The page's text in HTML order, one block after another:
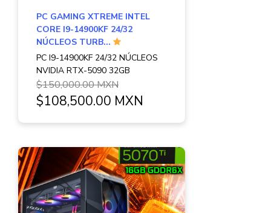
PC GAMING XTREME INTEL
CORE I9-14900KF 24/32
NÚCLEOS TURB...
PC I9-14900KF 24/32 NÚCLEOS
NVIDIA RTX-5090 32GB
$150,000.00 MXN
$108,500.00 MXN